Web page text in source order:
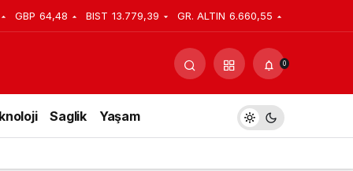
GBP 64,48 BIST 13.779,39 GR. ALTIN 6.660,55
0
Saglik Yaşam
Yorum Yap Paylaş